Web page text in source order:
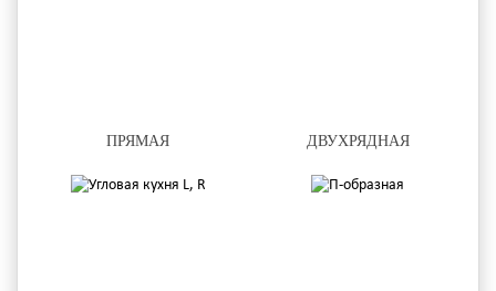
ПРЯМАЯ ДВУХРЯДНАЯ